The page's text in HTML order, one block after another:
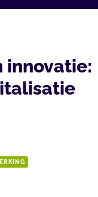
innovatie: